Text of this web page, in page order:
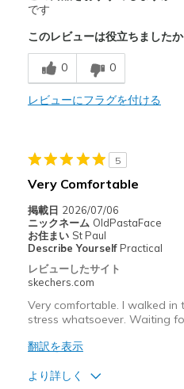
Attractive Design
Breathe Well
Comfortable
Durable
以下に最適
Casual Wear
Going Out
Special Occasions
Travel
Width
Feels true
Feels true
View On Shoes
です
このレビューは役立ちましたか
0 0
レビューにフラグを付ける
5
Very Comfortable
掲載日 2026/07/06
ニックネーム OldPastaFace
お住まい St Paul
Describe Yourself Practical
レビューしたサイト
skechers.com
Very comfortable. I walked
stress whatsoever. Waiting
翻訳を表示
より詳しく